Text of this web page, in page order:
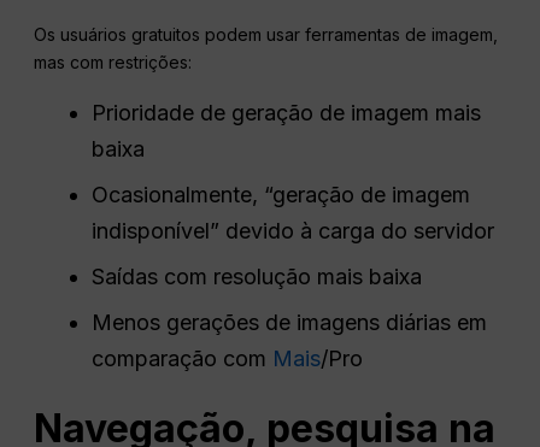
Os usuários gratuitos podem usar ferramentas de imagem,
mas com restrições:
Prioridade de geração de imagem mais
baixa
Ocasionalmente, “geração de imagem
indisponível” devido à carga do servidor
Saídas com resolução mais baixa
Menos gerações de imagens diárias em
comparação com Mais/Pro
Navegação, pesquisa na